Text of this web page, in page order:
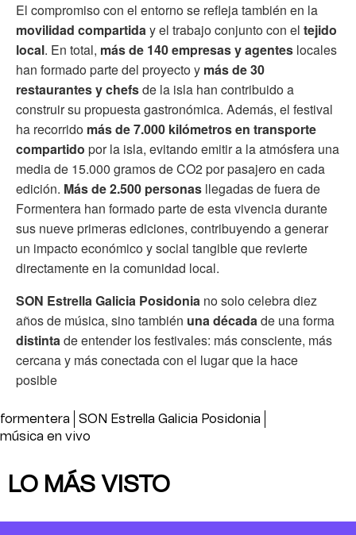
El compromiso con el entorno se refleja también en la
movilidad compartiday el trabajo conjunto con el tejido
local. En total, más de 140 empresas y agentes locales
han formado parte del proyecto y más de 30
restaurantes y chefsde la isla han contribuido a
construir su propuesta gastronómica. Además, el festival
ha recorrido más de 7.000 kilómetros en transporte
compartido por la isla, evitando emitir a la atmósfera una
media de 15.000 gramos de CO2 por pasajero en cada
edición. Más de 2.500 personas llegadas de fuera de
Formentera han formado parte de esta vivencia durante
sus nueve primeras ediciones, contribuyendo a generar
un impacto económico y social tangible que revierte
directamente en la comunidad local.
SON Estrella Galicia Posidonia no solo celebra diez
años de música, sino también una décadade una forma
distintade entender los festivales: más consciente, más
cercana y más conectada con el lugar que la hace
posible
formentera
SON Estrella Galicia Posidonia
música en vivo
LO MÁS VISTO